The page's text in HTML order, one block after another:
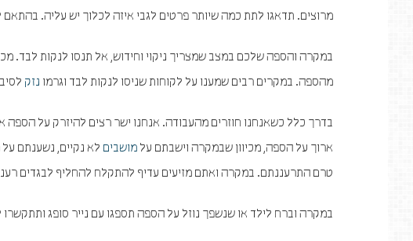
מרוצים. תדאגו לתת כמה שיותר פרטים לגבי איזה לכלוך יש עליה.
במקרה והספה שלכם במצב שמצריך ניקוי וחידוש, אל תנסו לנקות לבד.
מהספה. במקרים רבים שמענו על לקוחות שניסו לנקות לבד וגרמו נזק
בדרך כלל כשאנחנו חוזרים מהעבודה. אנחנו ישר רצים להיזרק על
ארוך על הספה, מכיוון שבמקרה וישבתם על מושבים לא נקיים, נשענתם
טרם התרעננתם. במקרה ואתם מזיעים עדיף להתקלח להחליף לבגדים
במקרה וברח לילד או שנשפך נוזל על הספה תספגו עם נייר סופג